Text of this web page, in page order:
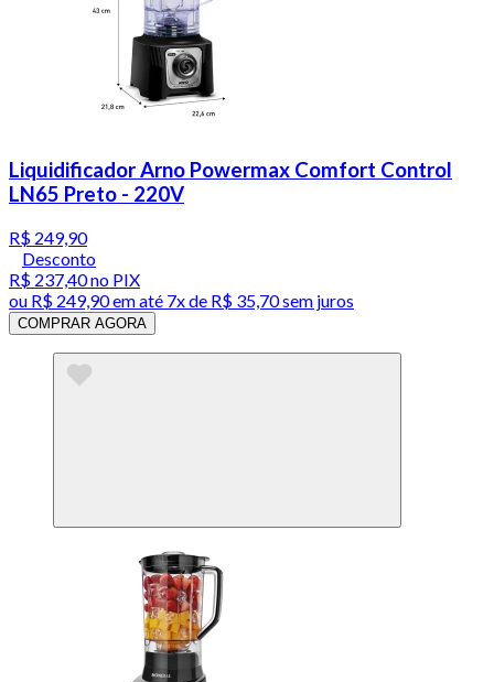
Liquidificador Arno Powermax Comfort Control
LN65 Preto - 220V
R$ 249,90
Desconto
R$ 237,40no PIX
ou R$ 249,90em até 7x de R$ 35,70 sem juros
COMPRAR AGORA